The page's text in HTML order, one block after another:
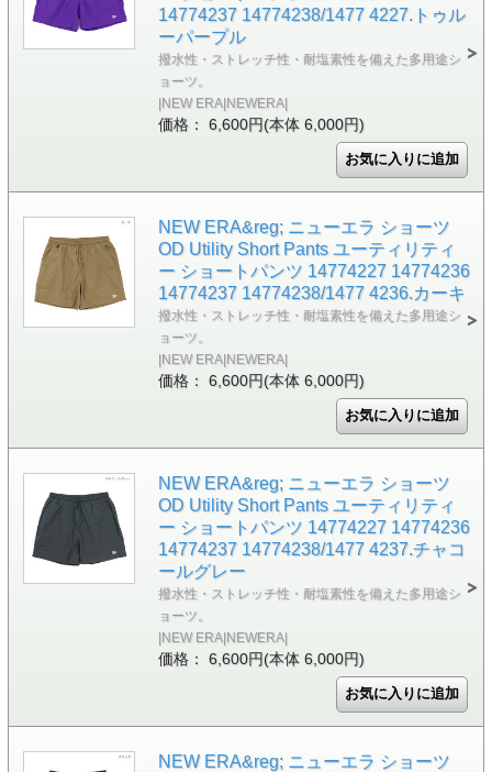
14774237 14774238/1477 4227.トゥル
ーパープル
撥水性・ストレッチ性・耐塩素性を備えた多用途シ
ョーツ。
|NEW ERA|NEWERA|
価格： 6,600円(本体 6,000円)
NEW ERA&reg; ニューエラ ショーツ
OD Utility Short Pants ユーティリティ
ー ショートパンツ 14774227 14774236
14774237 14774238/1477 4236.カーキ
撥水性・ストレッチ性・耐塩素性を備えた多用途シ
ョーツ。
|NEW ERA|NEWERA|
価格： 6,600円(本体 6,000円)
NEW ERA&reg; ニューエラ ショーツ
OD Utility Short Pants ユーティリティ
ー ショートパンツ 14774227 14774236
14774237 14774238/1477 4237.チャコ
ールグレー
撥水性・ストレッチ性・耐塩素性を備えた多用途シ
ョーツ。
|NEW ERA|NEWERA|
価格： 6,600円(本体 6,000円)
NEW ERA&reg; ニューエラ ショーツ